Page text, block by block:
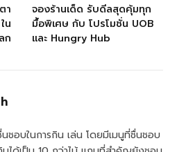
า
น
ก
จองร้านเด็ด รับดีลสุดคุ้มทุก
มื้อพิเศษ กับ โปรโมชั่น UOB
และ Hungry Hub
อบในการกิน เล่น โดยมีเมนูที่ชื่นชอบ